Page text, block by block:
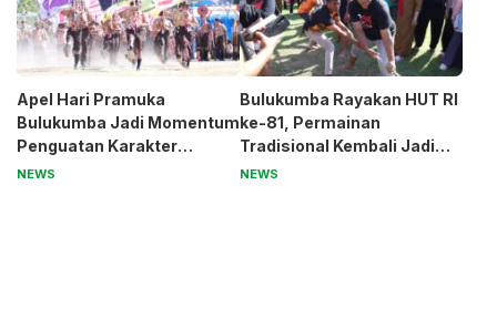
Apel Hari Pramuka
Bulukumba Jadi Momentum
Penguatan Karakter
Generasi Muda
NEWS
Bulukumba Rayakan HUT RI
ke-81, Permainan
Tradisional Kembali Jadi
Magnet
NEWS